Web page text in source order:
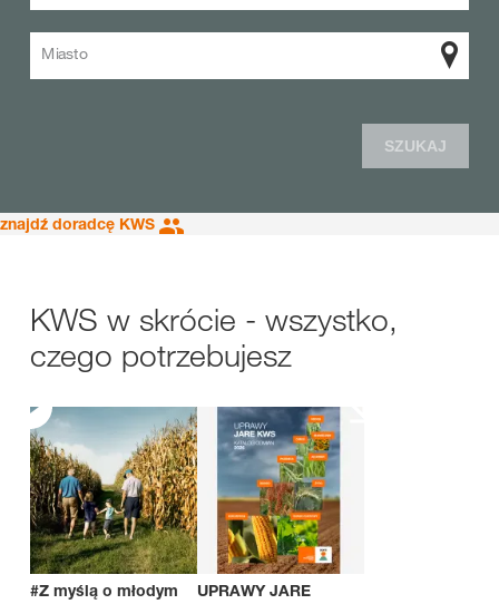
Miasto
SZUKAJ
znajdź doradcę KWS
KWS w skrócie - wszystko,
czego potrzebujesz
#Z myślą o młodym
UPRAWY JARE